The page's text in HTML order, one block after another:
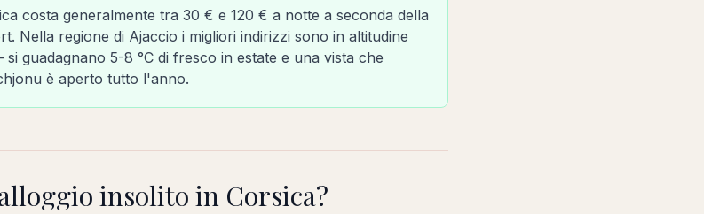
costa generalmente tra 30 € e 120 € a notte a seconda della
Nella regione di Ajaccio i migliori indirizzi sono in altitudine
guadagnano 5-8 °C di fresco in estate e una vista che
è aperto tutto l'anno.
insolito in Corsica?